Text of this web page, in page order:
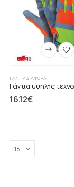
ΓΆΝΤΙΑ ΔΙΆΦΟΡΑ
16.12€